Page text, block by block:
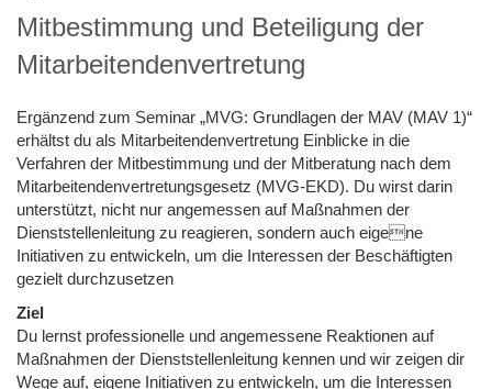
Mitbestimmung und Beteiligung der
Mitarbeitendenvertretung
Ergänzend zum Seminar „MVG: Grundlagen der MAV (MAV 1)“
erhältst du als Mitarbeitendenvertretung Einblicke in die
Verfahren der Mitbestimmung und der Mitberatung nach dem
Mitarbeitendenvertretungsgesetz (MVG-EKD). Du wirst darin
unterstützt, nicht nur angemessen auf Maßnahmen der
Dienststellenleitung zu reagieren, sondern auch eigene
Initiativen zu entwickeln, um die Interessen der Beschäftigten
gezielt durchzusetzen
Ziel
Du lernst professionelle und angemessene Reaktionen auf
Maßnahmen der Dienststellenleitung kennen und wir zeigen dir
Wege auf, eigene Initiativen zu entwickeln, um die Interessen